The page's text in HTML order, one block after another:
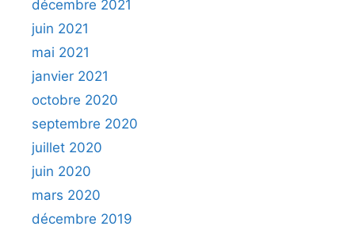
décembre 2021
juin 2021
mai 2021
janvier 2021
octobre 2020
septembre 2020
juillet 2020
juin 2020
mars 2020
décembre 2019